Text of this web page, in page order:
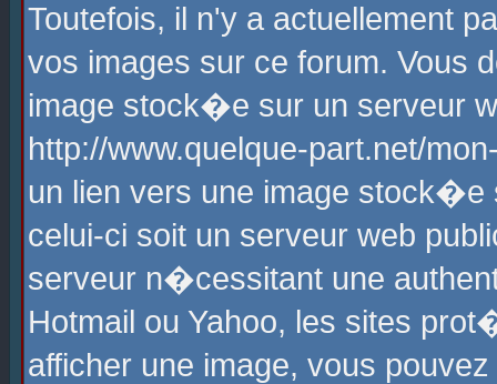
Toutefois, il n'y a actuellement
vos images sur ce forum. Vous
image stock�e sur un serveur
http://www.quelque-part.net/
un lien vers une image
celui-ci soit un serveur web
serveur n�cessitant une
Hotmail ou Yahoo, les sites
afficher une image, vous